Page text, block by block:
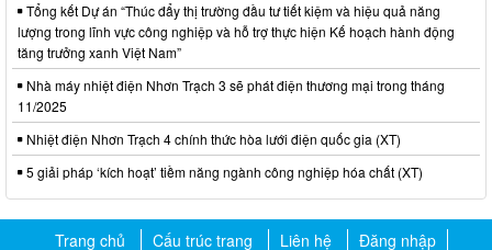
Tổng kết Dự án “Thúc đẩy thị trường đầu tư tiết kiệm và hiệu quả năng
lượng trong lĩnh vực công nghiệp và hỗ trợ thực hiện Kế hoạch hành động
tăng trưởng xanh Việt Nam”
Nhà máy nhiệt điện Nhơn Trạch 3 sẽ phát điện thương mại trong tháng
11/2025
Nhiệt điện Nhơn Trạch 4 chính thức hòa lưới điện quốc gia (XT)
5 giải pháp ‘kích hoạt’ tiềm năng ngành công nghiệp hóa chất (XT)
Trang chủ Cấu trúc trang Liên hệ Đăng nhập